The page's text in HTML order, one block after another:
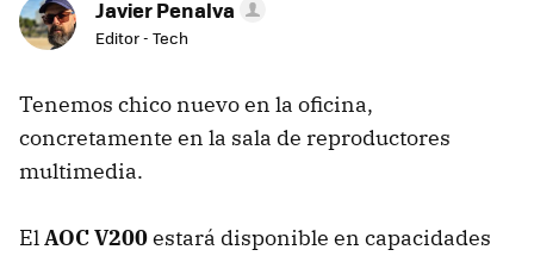
Javier Penalva
Editor - Tech
Tenemos chico nuevo en la oficina,
concretamente en la sala de reproductores
multimedia.
ElAOC V200estará disponible en capacidades